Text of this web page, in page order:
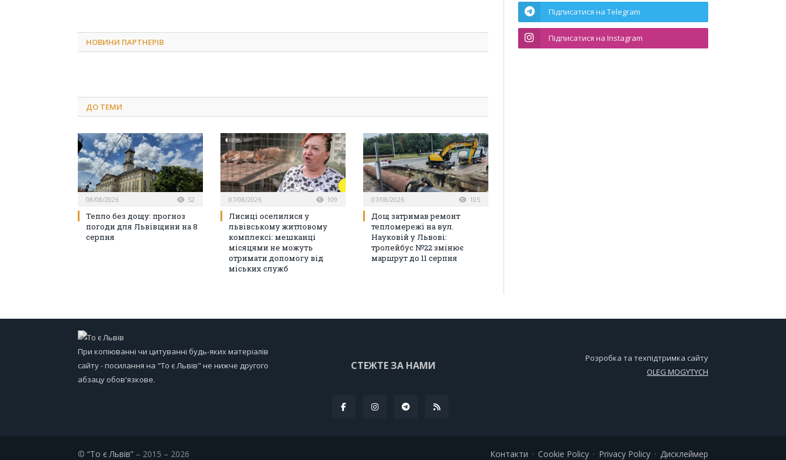
НОВИНИ ПАРТНЕРІВ
ДО ТЕМИ
08/08/2026 52
Тепло без дощу: прогноз
погоди для Львівщини на 8
серпня
07/08/2026 109
Лисиці оселилися у
львівському житловому
комплексі: мешканці
місяцями не можуть
отримати допомогу від
міських служб
07/08/2026 105
Дощ затримав ремонт
тепломережі на вул.
Науковій у Львові:
тролейбус №22 змінює
маршрут до 11 серпня
Підписатися на Telegram
Підписатися на Instagram
При копіюванні чи цитуванні будь-яких матеріалів
сайту - посилання на "То є Львів" не нижче другого
абзацу обов'язкове.
СТЕЖТЕ ЗА НАМИ
Розробка та техпідтримка сайту
OLEG MOGYTYCH
© “То є Львів” – 2015 – 2026 Контакти Cookie Policy Privacy Policy Дисклеймер